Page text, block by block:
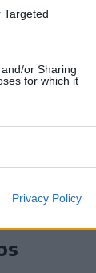
or Sharing
for which it
Privacy Policy
napok